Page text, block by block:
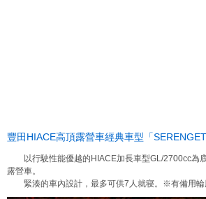
豐田HIACE高頂露營車經典車型「
以行駛性能優越的HIACE加長車型GL/2700cc為
露營車。
緊湊的車內設計，最多可供7人就寝。※有備用輪